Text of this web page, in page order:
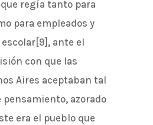
regía tanto para
para empleados y
ante el
con que las
Aires aceptaban tal
azorado
era el pueblo que